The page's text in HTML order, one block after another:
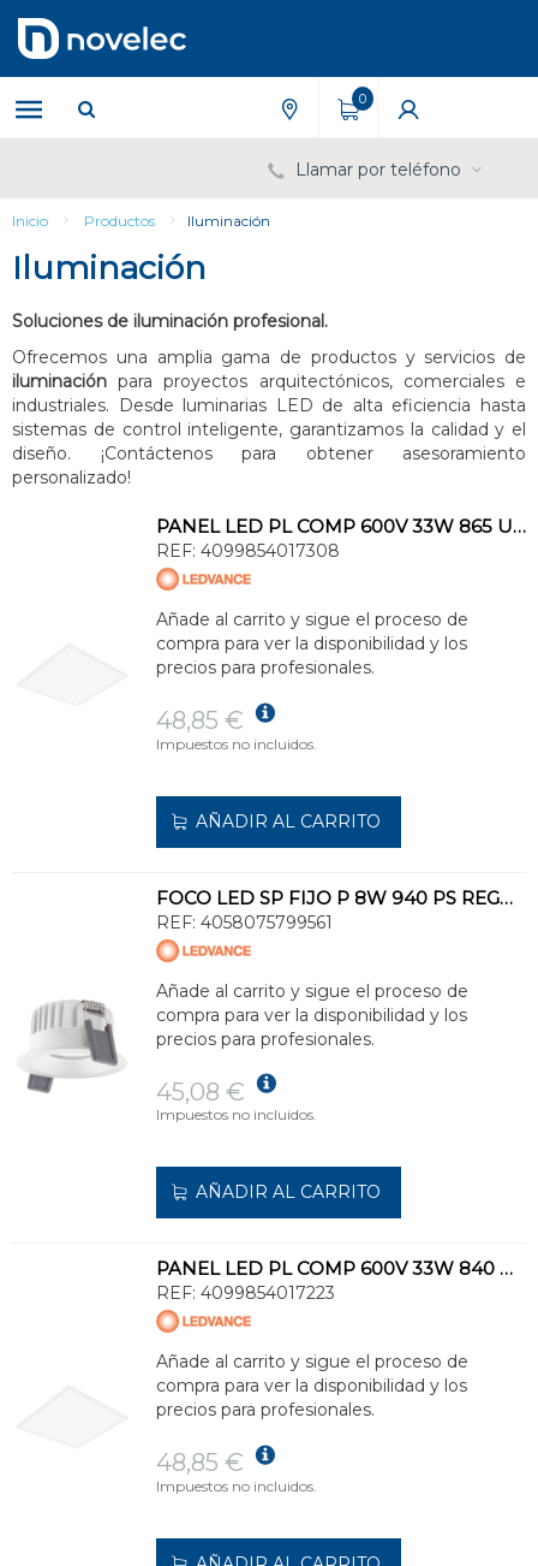
contenido
menú
de
navegación
0
Llamar por teléfono
Inicio Productos Iluminación
Iluminación
Soluciones de iluminación profesional.
Ofrecemos una amplia gama de productos y servicios de
iluminación para proyectos arquitectónicos, comerciales e
industriales. Desde luminarias LED de alta eficiencia hasta
sistemas de control inteligente, garantizamos la calidad y el
diseño. ¡Contáctenos para obtener asesoramiento
personalizado!
PANEL LED PL COMP 600V 33W 865 U19
REF: 4099854017308
Añade al carrito y sigue el proceso de
compra para ver la disponibilidad y los
precios para profesionales.
48,85 €
Impuestos no incluidos.
AÑADIR AL CARRITO
FOCO LED SP FIJO P 8W 940 PS REGULABLE IP44 BLANCO
REF: 4058075799561
Añade al carrito y sigue el proceso de
compra para ver la disponibilidad y los
precios para profesionales.
45,08 €
Impuestos no incluidos.
AÑADIR AL CARRITO
PANEL LED PL COMP 600V 33W 840 U19
REF: 4099854017223
Añade al carrito y sigue el proceso de
compra para ver la disponibilidad y los
precios para profesionales.
48,85 €
Impuestos no incluidos.